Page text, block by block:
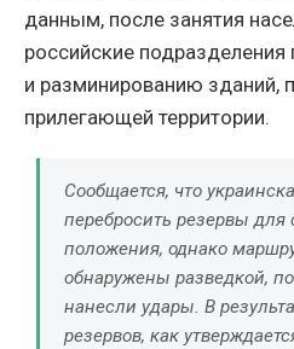
данным, после занятия
российские подразделения
и разминированию зданий,
прилегающей территории.
Сообщается, что
перебросить резервы для
положения, однако
обнаружены разведкой,
нанесли удары. В
резервов, как